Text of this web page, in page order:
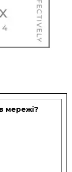
мережі?